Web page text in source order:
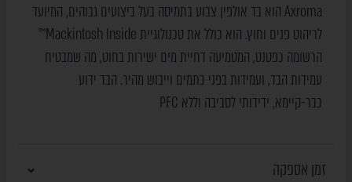
Axroma הוא בד אולפין צבוע בתמיסה בעל ביצועים גבוהים, המיועד
לריהוט פנים וחוץ. הוא כולל את טכנולוגיית Mackintosh Inside™
הרשומה כפטנט, המטמיעה דחיית מים ישירות בחוט, מה שמבטיח
עמידות הבד, ועמידות בפני כתמים וייבוש מהיר. הבד ידוע
כבר-קיימא, ידידותי לסביבה וללא PFC
זמן אספקה